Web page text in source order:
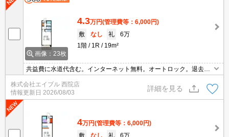
画像：23枚
4.3万円(管理費等：6,000円)
敷
なし 礼
6万
1階
1R 19m²
共益費に水道代含む。インターネット無料。オートロック。退去時
ょ。生活便利な立地です。お問い合わせお待ちしております。
株式会社エイブル 西院店
情報更新日 2026/08/03
詳細を見る
4万円(管理費等：6,000円)
敷
なし 礼
6万